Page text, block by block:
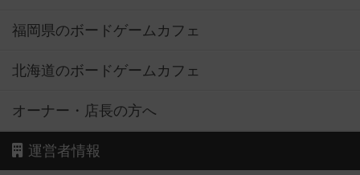
福岡県のボードゲームカフェ
北海道のボードゲームカフェ
オーナー・店長の方へ
運営者情報